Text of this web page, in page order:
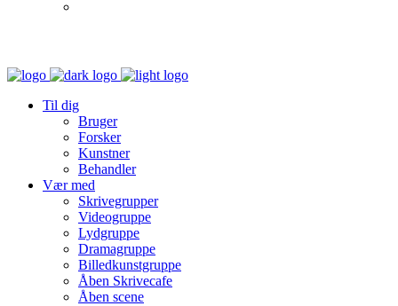
Til dig
Bruger
Forsker
Kunstner
Behandler
Vær med
Skrivegrupper
Videogruppe
Lydgruppe
Dramagruppe
Billedkunstgruppe
Åben Skrivecafe
Åben scene